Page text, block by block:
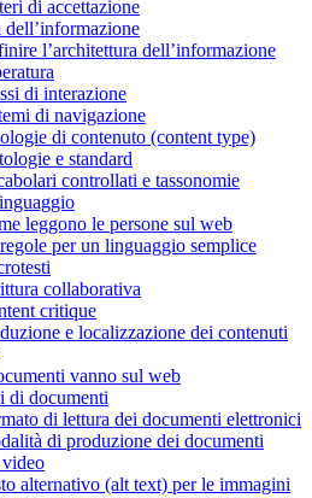
di accettazione
l’architettura dell’informazione
di interazione
di navigazione
di contenuto (content type)
e standard
controllati e tassonomie
leggono le persone sul web
per un linguaggio semplice
collaborativa
critique
e localizzazione dei contenuti
vanno sul web
di documenti
di lettura dei documenti elettronici
di produzione dei documenti
alternativo (alt text) per le immagini